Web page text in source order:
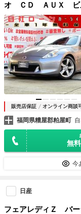
オ ＣＤ ＡＵＸ ビ
シフト オートライ
ラー 横滑り防止装
販売店保証 オンライン商談
福岡県糟屋郡粕屋町
無
今
日産
フェアレディＺ バ